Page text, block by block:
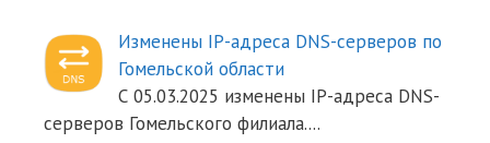
Изменены IP-адреса DNS-серверов по
Гомельской области
С 05.03.2025 изменены IP-адреса DNS-
серверов Гомельского филиала....